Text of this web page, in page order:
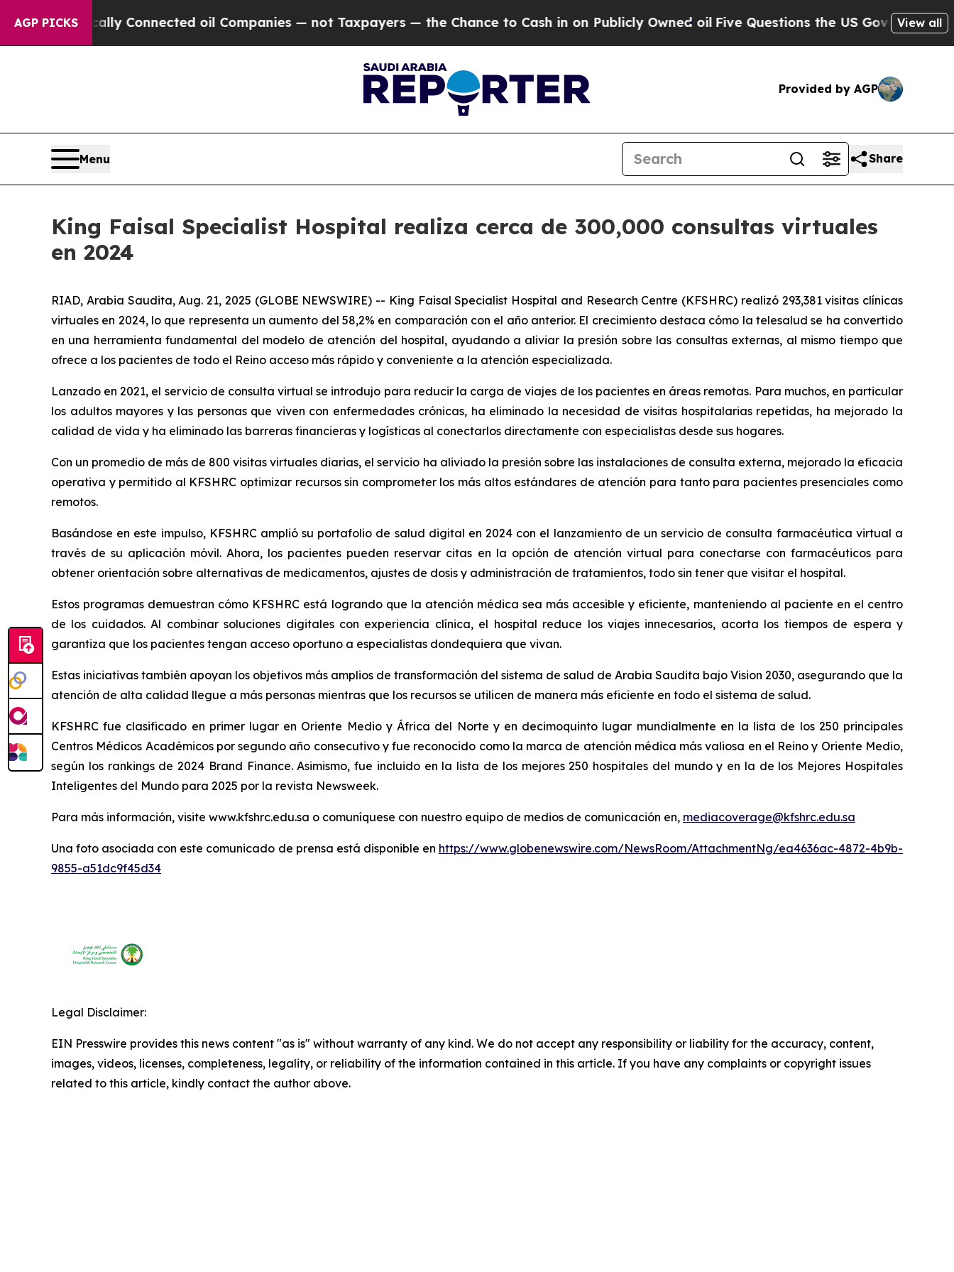
AGP PICKS
Politically Connected oil Companies — not Taxpayers — the Chance to Cash in on Publicly Owned oilFive Questions the US GovernmentView all
Provided by AGP
Menu Share
King Faisal Specialist Hospital realiza cerca de 300,000 consultas virtuales
en 2024
RIAD, Arabia Saudita, Aug. 21, 2025 (GLOBE NEWSWIRE) -- King Faisal Specialist Hospital and Research Centre (KFSHRC) realizó 293,381 visitas clínicas
virtuales en 2024, lo que representa un aumento del 58,2% en comparación con el año anterior. El crecimiento destaca cómo la telesalud se ha convertido
en una herramienta fundamental del modelo de atención del hospital, ayudando a aliviar la presión sobre las consultas externas, al mismo tiempo que
ofrece a los pacientes de todo el Reino acceso más rápido y conveniente a la atención especializada.
Lanzado en 2021, el servicio de consulta virtual se introdujo para reducir la carga de viajes de los pacientes en áreas remotas. Para muchos, en particular
los adultos mayores y las personas que viven con enfermedades crónicas, ha eliminado la necesidad de visitas hospitalarias repetidas, ha mejorado la
calidad de vida y ha eliminado las barreras financieras y logísticas al conectarlos directamente con especialistas desde sus hogares.
Con un promedio de más de 800 visitas virtuales diarias, el servicio ha aliviado la presión sobre las instalaciones de consulta externa, mejorado la eficacia
operativa y permitido al KFSHRC optimizar recursos sin comprometer los más altos estándares de atención para tanto para pacientes presenciales como
remotos.
Basándose en este impulso, KFSHRC amplió su portafolio de salud digital en 2024 con el lanzamiento de un servicio de consulta farmacéutica virtual a
través de su aplicación móvil. Ahora, los pacientes pueden reservar citas en la opción de atención virtual para conectarse con farmacéuticos para
obtener orientación sobre alternativas de medicamentos, ajustes de dosis y administración de tratamientos, todo sin tener que visitar el hospital.
Estos programas demuestran cómo KFSHRC está logrando que la atención médica sea más accesible y eficiente, manteniendo al paciente en el centro
de los cuidados. Al combinar soluciones digitales con experiencia clínica, el hospital reduce los viajes innecesarios, acorta los tiempos de espera y
garantiza que los pacientes tengan acceso oportuno a especialistas dondequiera que vivan.
Estas iniciativas también apoyan los objetivos más amplios de transformación del sistema de salud de Arabia Saudita bajo Vision 2030, asegurando que la
atención de alta calidad llegue a más personas mientras que los recursos se utilicen de manera más eficiente en todo el sistema de salud.
KFSHRC fue clasificado en primer lugar en Oriente Medio y África del Norte y en decimoquinto lugar mundialmente en la lista de los 250 principales
Centros Médicos Académicos por segundo año consecutivo y fue reconocido como la marca de atención médica más valiosa en el Reino y Oriente Medio,
según los rankings de 2024 Brand Finance. Asimismo, fue incluido en la lista de los mejores 250 hospitales del mundo y en la de los Mejores Hospitales
Inteligentes del Mundo para 2025 por la revista Newsweek.
Para más información, visite www.kfshrc.edu.sa o comuníquese con nuestro equipo de medios de comunicación en, mediacoverage@kfshrc.edu.sa
Una foto asociada con este comunicado de prensa está disponible en https://www.globenewswire.com/NewsRoom/AttachmentNg/ea4636ac-4872-4b9b-
9855-a51dc9f45d34
Legal Disclaimer:
EIN Presswire provides this news content "as is" without warranty of any kind. We do not accept any responsibility or liability for the accuracy, content,
images, videos, licenses, completeness, legality, or reliability of the information contained in this article. If you have any complaints or copyright issues
related to this article, kindly contact the author above.